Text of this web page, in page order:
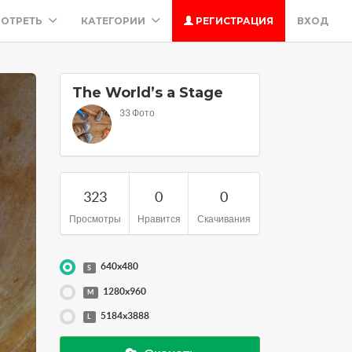
КАТЕГОРИИ РЕГИСТРАЦИЯ ВХОД
The World’s a Stage
33 Фото
323
Просмотры
0
Нравится
0
Скачивания
S 640x480
M 1280x960
L 5184x3888